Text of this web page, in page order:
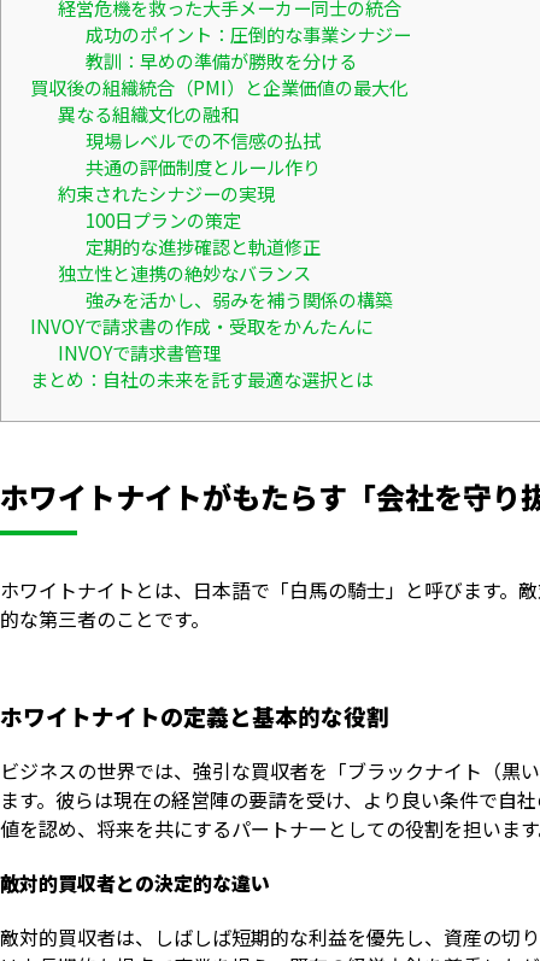
経営危機を救った大手メーカー同士の統合
成功のポイント：圧倒的な事業シナジー
教訓：早めの準備が勝敗を分ける
買収後の組織統合（PMI）と企業価値の最大化
異なる組織文化の融和
現場レベルでの不信感の払拭
共通の評価制度とルール作り
約束されたシナジーの実現
100日プランの策定
定期的な進捗確認と軌道修正
独立性と連携の絶妙なバランス
強みを活かし、弱みを補う関係の構築
INVOYで請求書の作成・受取をかんたんに
INVOYで請求書管理
まとめ：自社の未来を託す最適な選択とは
ホワイトナイトがもたらす「会社を守り
ホワイトナイトとは、日本語で「白馬の騎士」と呼びます。
的な第三者のことです。
ホワイトナイトの定義と基本的な役割
ビジネスの世界では、強引な買収者を「ブラックナイト（
ます。彼らは現在の経営陣の要請を受け、より良い条件で自
値を認め、将来を共にするパートナーとしての役割を担いま
敵対的買収者との決定的な違い
敵対的買収者は、しばしば短期的な利益を優先し、資産の切